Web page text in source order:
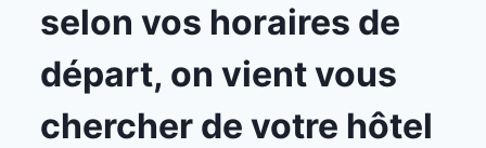
selon vos horaires de
départ, on vient vous
chercher de votre hôtel